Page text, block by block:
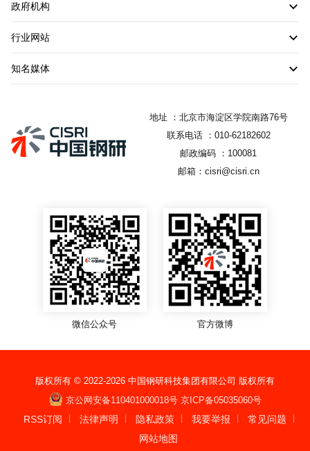
政府机构
行业网站
知名媒体
地址 ：北京市海淀区学院南路76号
联系电话 ：010-62182602
邮政编码 ：100081
邮箱：cisri@cisri.cn
微信公众号 官方微博
版权所有 © 2022-2026 中国钢研科技集团有限公司 版权所有
京公网安备110401000018号 京ICP备05035060号
RSS订阅 法律声明 隐私政策 我要举报
常见问题
网站地图